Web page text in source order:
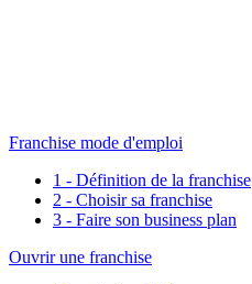
Franchise mode d'emploi
1 - Définition de la franchise
2 - Choisir sa franchise
3 - Faire son business plan
Ouvrir une franchise